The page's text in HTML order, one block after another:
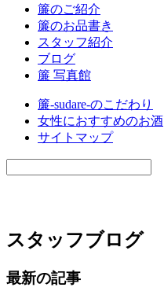
簾のご紹介
簾のお品書き
スタッフ紹介
ブログ
簾 写真館
簾-sudare-のこだわり
女性におすすめのお酒
サイトマップ
スタッフブログ
最新の記事